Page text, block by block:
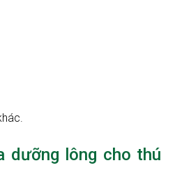
dưỡng lông cho thú